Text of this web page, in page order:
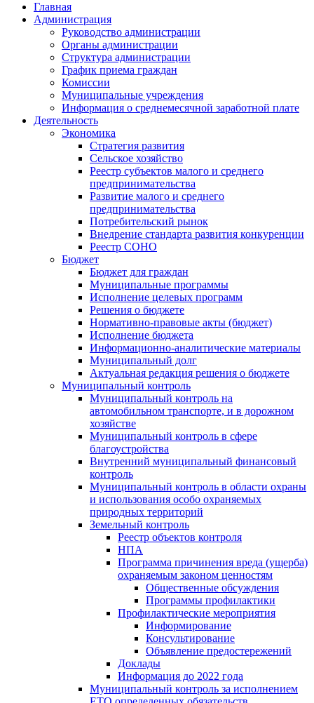
Главная
Администрация
Руководство администрации
Органы администрации
Структура администрации
График приема граждан
Комиссии
Муниципальные учреждения
Информация о среднемесячной заработной плате
Деятельность
Экономика
Стратегия развития
Сельское хозяйство
Реестр субъектов малого и среднего
предпринимательства
Развитие малого и среднего
предпринимательства
Потребительский рынок
Внедрение стандарта развития конкуренции
Реестр СОНО
Бюджет
Бюджет для граждан
Муниципальные программы
Исполнение целевых программ
Решения о бюджете
Нормативно-правовые акты (бюджет)
Исполнение бюджета
Информационно-аналитические материалы
Муниципальный долг
Актуальная редакция решения о бюджете
Муниципальный контроль
Муниципальный контроль на
автомобильном транспорте, и в дорожном
хозяйстве
Муниципальный контроль в сфере
благоустройства
Внутренний муниципальный финансовый
контроль
Муниципальный контроль в области охраны
и использования особо охраняемых
природных территорий
Земельный контроль
Реестр объектов контроля
НПА
Программа причинения вреда (ущерба)
охраняемым законом ценностям
Общественные обсуждения
Программы профилактики
Профилактические мероприятия
Информирование
Консультирование
Объявление предостережений
Доклады
Информация до 2022 года
Муниципальный контроль за исполнением